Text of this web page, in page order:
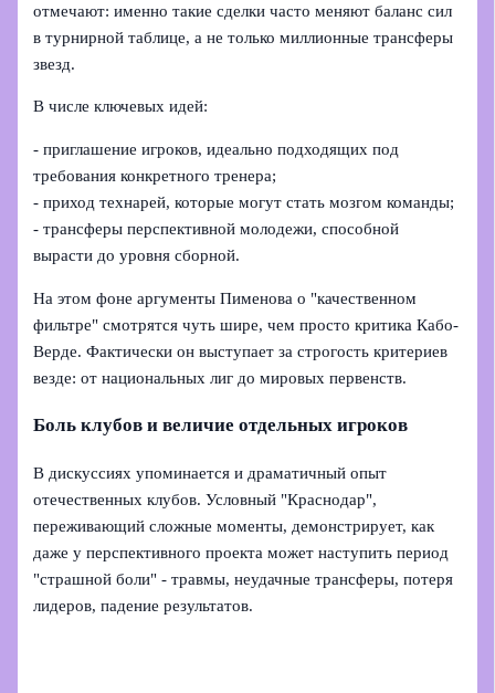
отмечают: именно такие сделки часто меняют баланс сил
в турнирной таблице, а не только миллионные трансферы
звезд.
В числе ключевых идей:
- приглашение игроков, идеально подходящих под
требования конкретного тренера;
- приход технарей, которые могут стать мозгом команды;
- трансферы перспективной молодежи, способной
вырасти до уровня сборной.
На этом фоне аргументы Пименова о "качественном
фильтре" смотрятся чуть шире, чем просто критика Кабо-
Верде. Фактически он выступает за строгость критериев
везде: от национальных лиг до мировых первенств.
Боль клубов и величие отдельных игроков
В дискуссиях упоминается и драматичный опыт
отечественных клубов. Условный "Краснодар",
переживающий сложные моменты, демонстрирует, как
даже у перспективного проекта может наступить период
"страшной боли" - травмы, неудачные трансферы, потеря
лидеров, падение результатов.